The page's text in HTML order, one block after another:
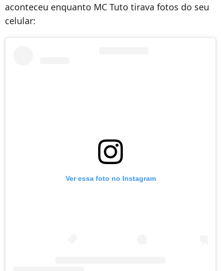
aconteceu enquanto MC Tuto tirava fotos do seu
celular:
Ver essa foto no Instagram